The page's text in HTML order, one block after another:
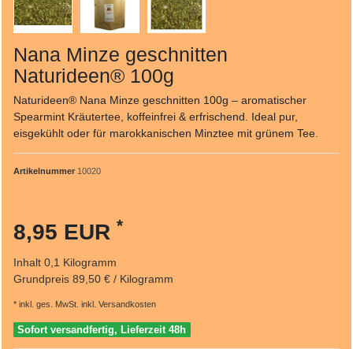
Nana Minze geschnitten
Naturideen® 100g
Naturideen® Nana Minze geschnitten 100g – aromatischer
Spearmint Kräutertee, koffeinfrei & erfrischend. Ideal pur,
eisgekühlt oder für marokkanischen Minztee mit grünem Tee.
Artikelnummer 10020
8,95 EUR *
Inhalt 0,1 Kilogramm
Grundpreis 89,50 € / Kilogramm
* inkl. ges. MwSt. inkl. Versandkosten
Sofort versandfertig, Lieferzeit 48h